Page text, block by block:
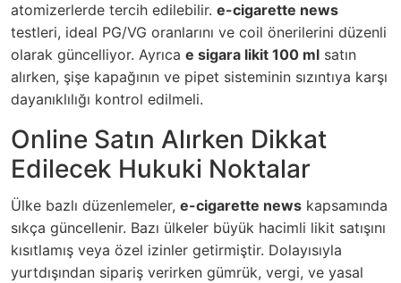
atomizerlerde tercih edilebilir. e-cigarette news
testleri, ideal PG/VG oranlarını ve coil önerilerini düzenli
olarak güncelliyor. Ayrıca e sigara likit 100 ml satın
alırken, şişe kapağının ve pipet sisteminin sızıntıya karşı
dayanıklılığı kontrol edilmeli.
Online Satın Alırken Dikkat
Edilecek Hukuki Noktalar
Ülke bazlı düzenlemeler, e-cigarette news kapsamında
sıkça güncellenir. Bazı ülkeler büyük hacimli likit satışını
kısıtlamış veya özel izinler getirmiştir. Dolayısıyla
yurtdışından sipariş verirken gümrük, vergi, ve yasal